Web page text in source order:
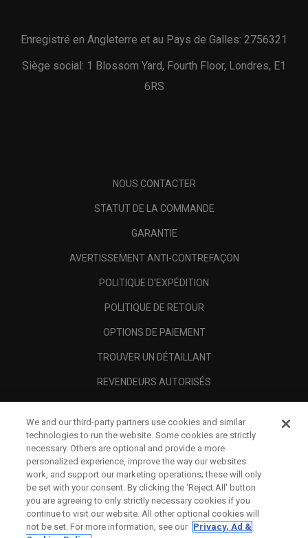
Enregistré en Angleterre et au Pays de Galles: 2756321
Siège social: 1 Blossom Yard, Fourth Floor, Londres, E1
6RS
NOUS CONTACTER
STATUT DE LA COMMANDE
GARANTIE
AVERTISSEMENT ANTI-CONTREFAÇON
POLITIQUE D'EXPÉDITION
POLITIQUE DE RETOUR
OPTIONS DE PAIEMENT
TROUVER UN DÉTAILLANT
REVENDEURS AUTORISÉS
A PROPOS
MENTIONS LÉGALES
We and our third-party partners use cookies and similar
technologies to run the website. Some cookies are strictly
necessary. Others are optional and provide a more
personalized experience, improve the way our websites
work, and support our marketing operations; these will only
be set with your consent. By clicking the ‘Reject All' button
you are agreeing to only strictly necessary cookies if you
continue to visit our website. All other optional cookies will
not be set. For more information, see our Privacy, Ad &